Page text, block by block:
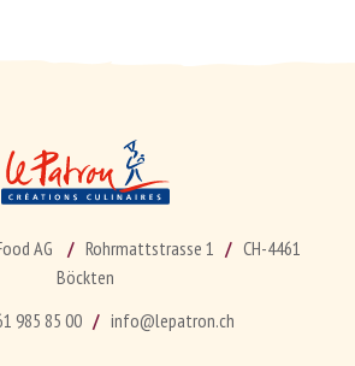
AG Rohrmattstrasse 1
CH-4461
Böckten
985 85 00 info@lepatron.ch